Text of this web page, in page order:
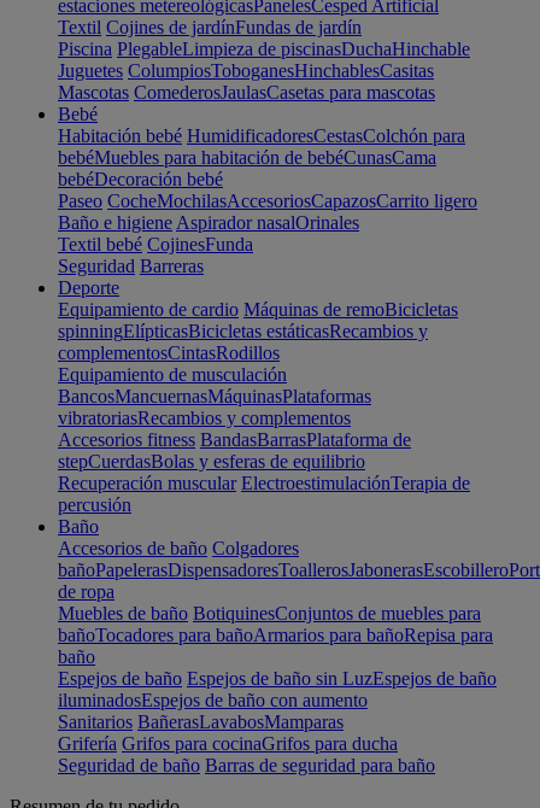
estaciones metereológicasPanelesCesped Artificial
Textil Cojines de jardínFundas de jardín
Piscina PlegableLimpieza de piscinasDuchaHinchable
Juguetes ColumpiosToboganesHinchablesCasitas
Mascotas ComederosJaulasCasetas para mascotas
Bebé
Habitación bebé HumidificadoresCestasColchón para
bebéMuebles para habitación de bebéCunasCama
bebéDecoración bebé
Paseo CocheMochilasAccesoriosCapazosCarrito ligero
Baño e higiene Aspirador nasalOrinales
Textil bebé CojinesFunda
Seguridad Barreras
Deporte
Equipamiento de cardio Máquinas de remoBicicletas
spinningElípticasBicicletas estáticasRecambios y
complementosCintasRodillos
Equipamiento de musculación
BancosMancuernasMáquinasPlataformas
vibratoriasRecambios y complementos
Accesorios fitness BandasBarrasPlataforma de
stepCuerdasBolas y esferas de equilibrio
Recuperación muscular ElectroestimulaciónTerapia de
percusión
Baño
Accesorios de baño Colgadores
bañoPapelerasDispensadoresToallerosJabonerasEscobillero
de ropa
Muebles de baño BotiquinesConjuntos de muebles para
bañoTocadores para bañoArmarios para bañoRepisa para
baño
Espejos de baño Espejos de baño sin LuzEspejos de baño
iluminadosEspejos de baño con aumento
Sanitarios BañerasLavabosMamparas
Grifería Grifos para cocinaGrifos para ducha
Seguridad de baño Barras de seguridad para baño